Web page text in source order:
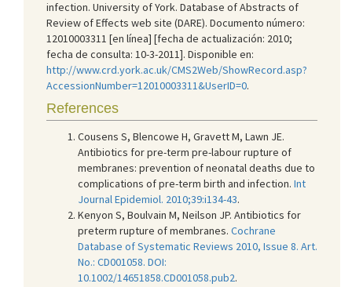
infection. University of York. Database of Abstracts of
Review of Effects web site (DARE). Documento número:
12010003311 [en línea] [fecha de actualización: 2010;
fecha de consulta: 10-3-2011]. Disponible en:
http://www.crd.york.ac.uk/CMS2Web/ShowRecord.asp?
AccessionNumber=12010003311&UserID=0.
References
Cousens S, Blencowe H, Gravett M, Lawn JE.
Antibiotics for pre-term pre-labour rupture of
membranes: prevention of neonatal deaths due to
complications of pre-term birth and infection. Int
Journal Epidemiol. 2010;39:i134-43.
Kenyon S, Boulvain M, Neilson JP. Antibiotics for
preterm rupture of membranes. Cochrane
Database of Systematic Reviews 2010, Issue 8. Art.
No.: CD001058. DOI:
10.1002/14651858.CD001058.pub2.